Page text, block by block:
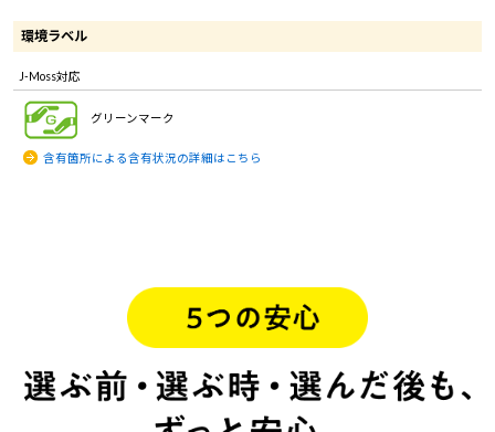
環境ラベル
J-Moss対応
グリーンマーク
含有箇所による含有状況の詳細はこちら